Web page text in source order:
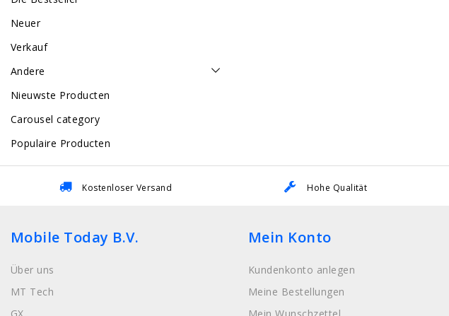
Neuer
Verkauf
Andere
Nieuwste Producten
Carousel category
Populaire Producten
Kostenloser Versand Hohe Qualität
Mobile Today B.V.
Über uns
MT Tech
Mein Konto
Kundenkonto anlegen
Meine Bestellungen